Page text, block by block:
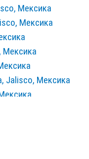
Мексика
Мексика
Мексика
Jalisco, Мексика